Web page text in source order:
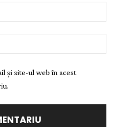
și site-ul web în acest